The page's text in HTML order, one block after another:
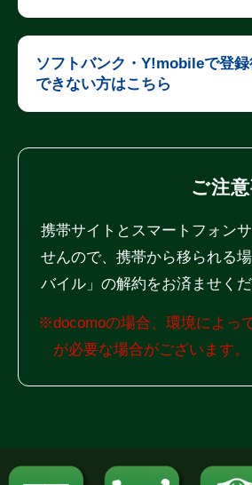
ソフトバンク・Y!mobileで登
できない方はこちら
ご注
携帯サイトとスマートフォン
せんので、携帯から移られる
バイル」の解約をお済ませくだ
※docomoの場合、環境によっ
が必要な場合がございます。